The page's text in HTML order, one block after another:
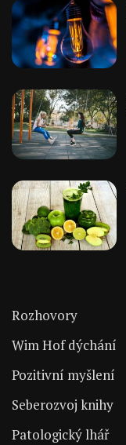
Rozhovory
Wim Hof dýchání
Pozitivní myšlení
Seberozvoj knihy
Patologický lhář